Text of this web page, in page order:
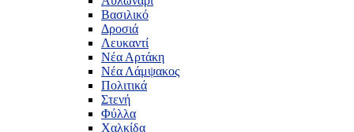
Βασιλικό
Δροσιά
Λευκαντί
Νέα Αρτάκη
Νέα Λάμψακος
Πολιτικά
Στενή
Φύλλα
Χαλκίδα